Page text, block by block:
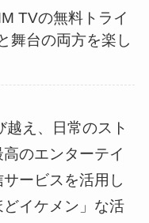
TVの無料トライ
舞台の両方を楽し
え、日常のスト
のエンターテイ
ービスを活用し
イケメン」な活